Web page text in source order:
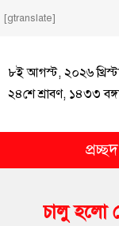
[gtranslate]
৮ই আগস্ট, ২০২৬
২৪শে শ্রাবণ, ১৪৩৩
প্রচ্ছদ
চালু হলো